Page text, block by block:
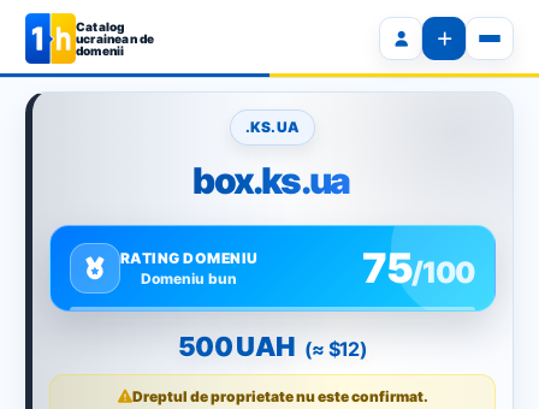
Catalog
ucrainean de
domenii
.KS.UA
box.ks.ua
RATING DOMENIU
Domeniu bun
75/100
500 UAH (≈ $12)
Dreptul de proprietate nu este confirmat.